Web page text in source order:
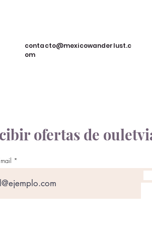
contacto@mexicowanderlust.c
om
ofertas de